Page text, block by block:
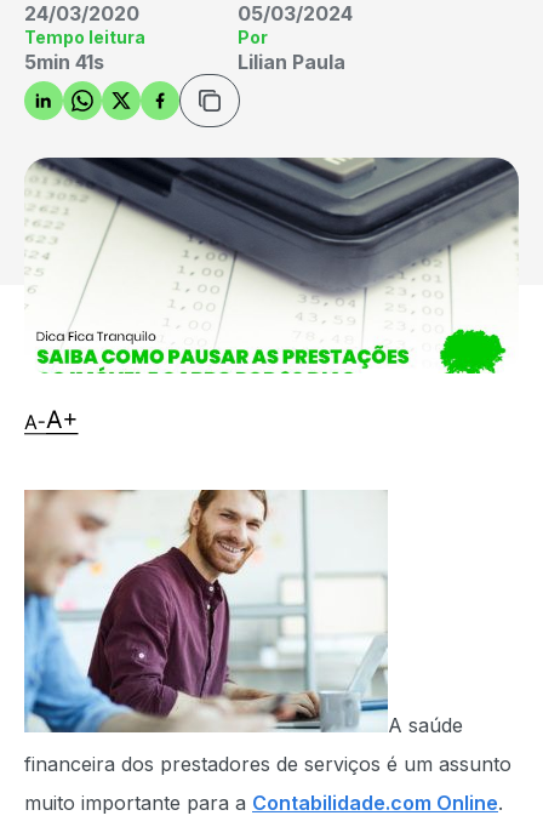
24/03/2020 05/03/2024
Tempo leitura
5min 41s
Por
Lilian Paula
A saúde
financeira dos prestadores de serviços é um assunto
muito importante para a Contabilidade.com Online.